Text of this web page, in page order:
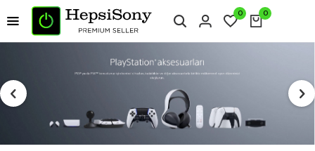
0 0